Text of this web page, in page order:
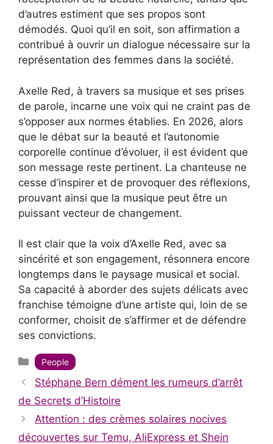
d’autres estiment que ses propos sont
démodés. Quoi qu’il en soit, son affirmation a
contribué à ouvrir un dialogue nécessaire sur la
représentation des femmes dans la société.
Axelle Red, à travers sa musique et ses prises
de parole, incarne une voix qui ne craint pas de
s’opposer aux normes établies. En 2026, alors
que le débat sur la beauté et l’autonomie
corporelle continue d’évoluer, il est évident que
son message reste pertinent. La chanteuse ne
cesse d’inspirer et de provoquer des réflexions,
prouvant ainsi que la musique peut être un
puissant vecteur de changement.
Il est clair que la voix d’Axelle Red, avec sa
sincérité et son engagement, résonnera encore
longtemps dans le paysage musical et social.
Sa capacité à aborder des sujets délicats avec
franchise témoigne d’une artiste qui, loin de se
conformer, choisit de s’affirmer et de défendre
ses convictions.
Catégories
People
Stéphane Bern dément les rumeurs d’arrêt
de Secrets d’Histoire
Attention : des crèmes solaires nocives
découvertes sur Temu, AliExpress et Shein